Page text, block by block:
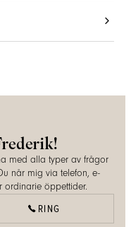
med alla typer av frågor
når mig via telefon, e-
ordinarie öppettider.
RING